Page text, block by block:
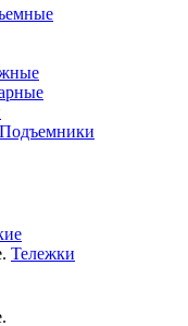
Подъемники
Тележки